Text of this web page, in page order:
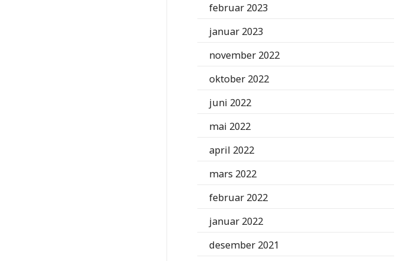
februar 2023
januar 2023
november 2022
oktober 2022
juni 2022
mai 2022
april 2022
mars 2022
februar 2022
januar 2022
desember 2021